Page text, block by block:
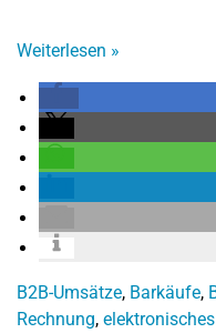
Weiterlesen »
B2B-Umsätze, Barkäufe,
Rechnung,